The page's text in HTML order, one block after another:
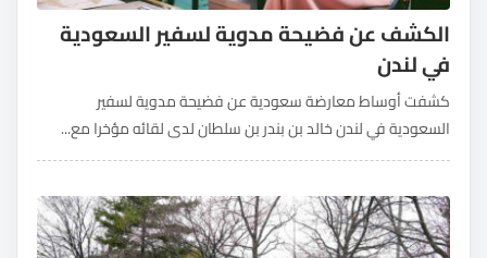
الكشف عن فضيحة مدوية لسفير السعودية
في لندن
كشفت أوساط معارضة سعودية عن فضيحة مدوية لسفير
السعودية في لندن خالد بن بندر بن سلطان لدى لقائه مؤخرا مع...